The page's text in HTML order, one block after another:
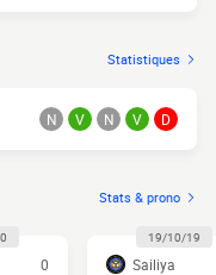
Statistiques
N V N V D
Stats & prono
0
19/10/19
Sailiya